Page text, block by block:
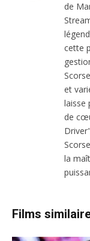
de
cette
et
laisse
de
la
Films